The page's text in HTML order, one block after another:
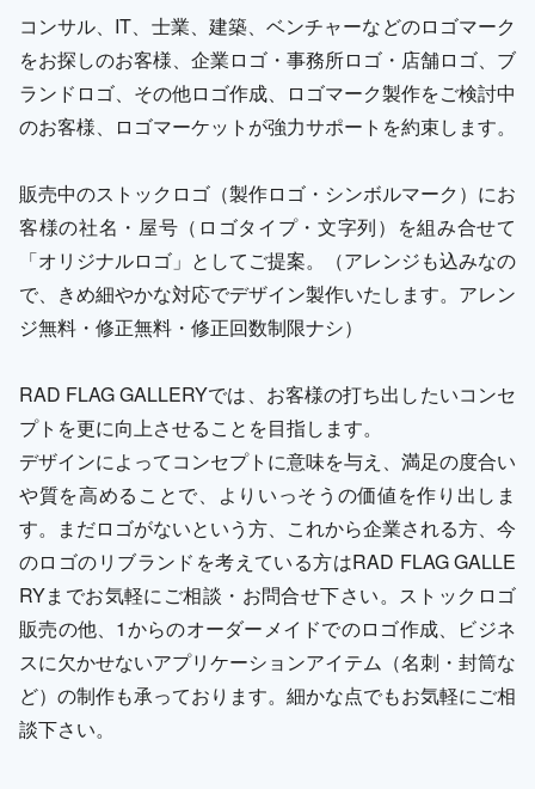
コンサル、IT、士業、建築、ベンチャーなどのロゴマーク
をお探しのお客様、企業ロゴ・事務所ロゴ・店舗ロゴ、ブ
ランドロゴ、その他ロゴ作成、ロゴマーク製作をご検討中
のお客様、ロゴマーケットが強力サポートを約束します。
販売中のストックロゴ（製作ロゴ・シンボルマーク）にお
客様の社名・屋号（ロゴタイプ・文字列）を組み合せて
「オリジナルロゴ」としてご提案。（アレンジも込みなの
で、きめ細やかな対応でデザイン製作いたします。アレン
ジ無料・修正無料・修正回数制限ナシ）
RAD FLAG GALLERYでは、お客様の打ち出したいコンセ
プトを更に向上させることを目指します。
デザインによってコンセプトに意味を与え、満足の度合い
や質を高めることで、よりいっそうの価値を作り出しま
す。まだロゴがないという方、これから企業される方、今
のロゴのリブランドを考えている方はRAD FLAG GALLE
RYまでお気軽にご相談・お問合せ下さい。ストックロゴ
販売の他、1からのオーダーメイドでのロゴ作成、ビジネ
スに欠かせないアプリケーションアイテム（名刺・封筒な
ど）の制作も承っております。細かな点でもお気軽にご相
談下さい。